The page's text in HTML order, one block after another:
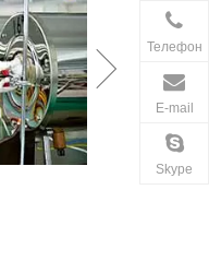
Телефон
E-mail
Skype